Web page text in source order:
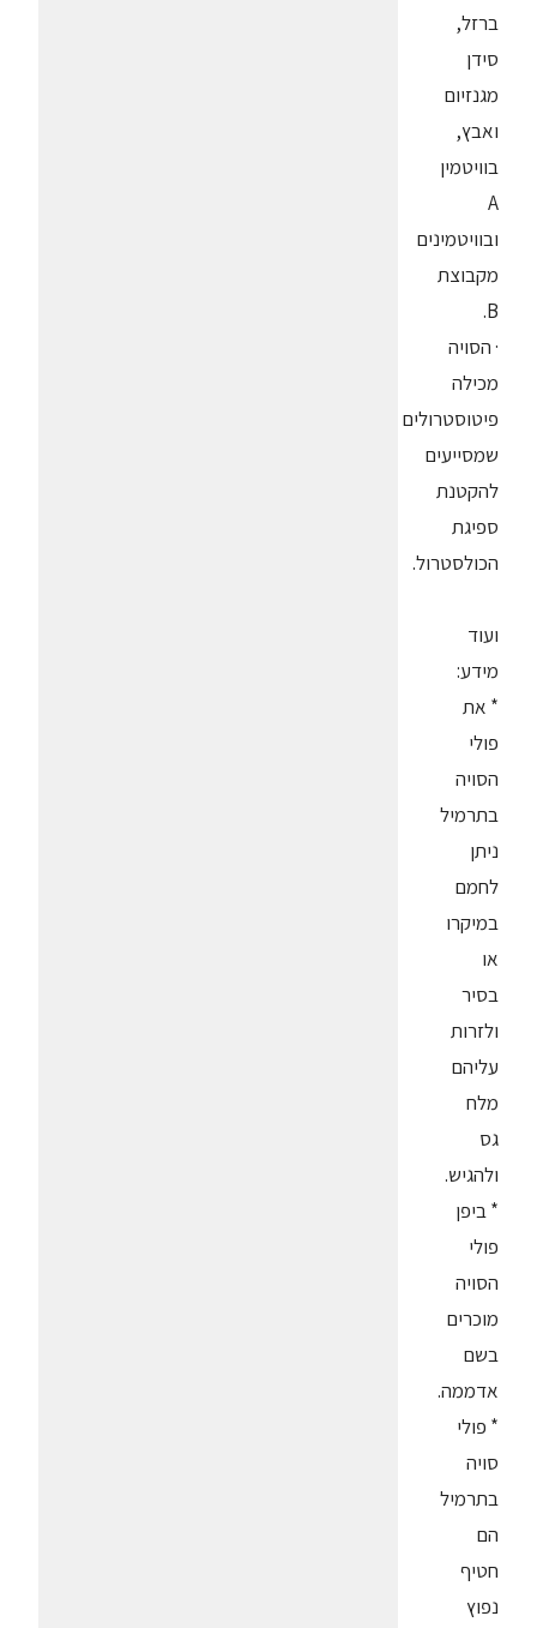
ברזל,
סידן
מגנזיום
ואבץ,
בוויטמין
A
ובוויטמינים
מקבוצת
B.
· הסויה
מכילה
פיטוסטרולים
שמסייעים
להקטנת
ספיגת
הכולסטרול.
ועוד
מידע:
* את
פולי
הסויה
בתרמיל
ניתן
לחמם
במיקרו
או
בסיר
ולזרות
עליהם
מלח
גס
ולהגיש.
* ביפן
פולי
הסויה
מוכרים
בשם
אדממה.
* פולי
סויה
בתרמיל
הם
חטיף
נפוץ